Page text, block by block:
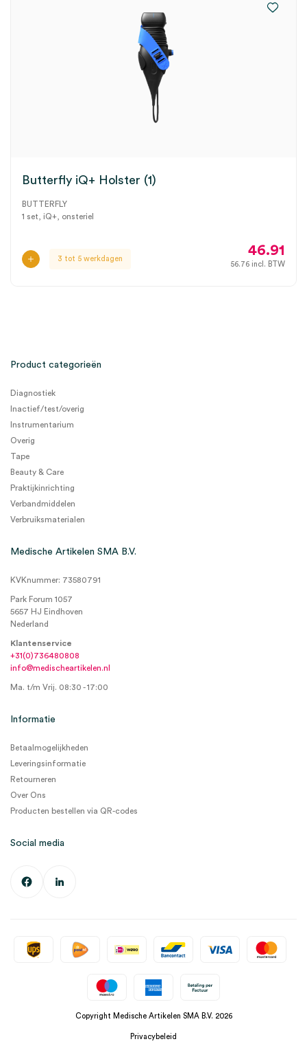
Butterfly iQ+ Holster (1)
BUTTERFLY
1 set, iQ+, onsteriel
3 tot 5 werkdagen
46.91
56.76 incl. BTW
Product categorieën
Diagnostiek
Inactief/test/overig
Instrumentarium
Overig
Tape
Beauty & Care
Praktijkinrichting
Verbandmiddelen
Verbruiksmaterialen
Medische Artikelen SMA B.V.
KVKnummer: 73580791
Park Forum 1057
5657 HJ Eindhoven
Nederland
Klantenservice
+31(0)736480808
info@medischeartikelen.nl
Ma. t/m Vrij. 08:30 - 17:00
Informatie
Betaalmogelijkheden
Leveringsinformatie
Retourneren
Over Ons
Producten bestellen via QR-codes
Social media
Copyright Medische Artikelen SMA B.V. 2026
Privacybeleid